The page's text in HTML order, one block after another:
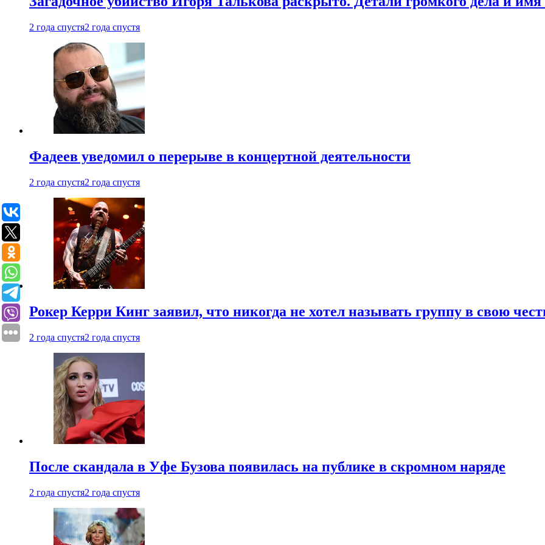
2 года спустя2 года спустя
Фадеев уведомил о перерыве в концертной деятельности
2 года спустя2 года спустя
Рокер Керри Кинг заявил, что никогда не хотел называть группу в свою
2 года спустя2 года спустя
После скандала в Уфе Бузова появилась на публике в скромном наряде
2 года спустя2 года спустя